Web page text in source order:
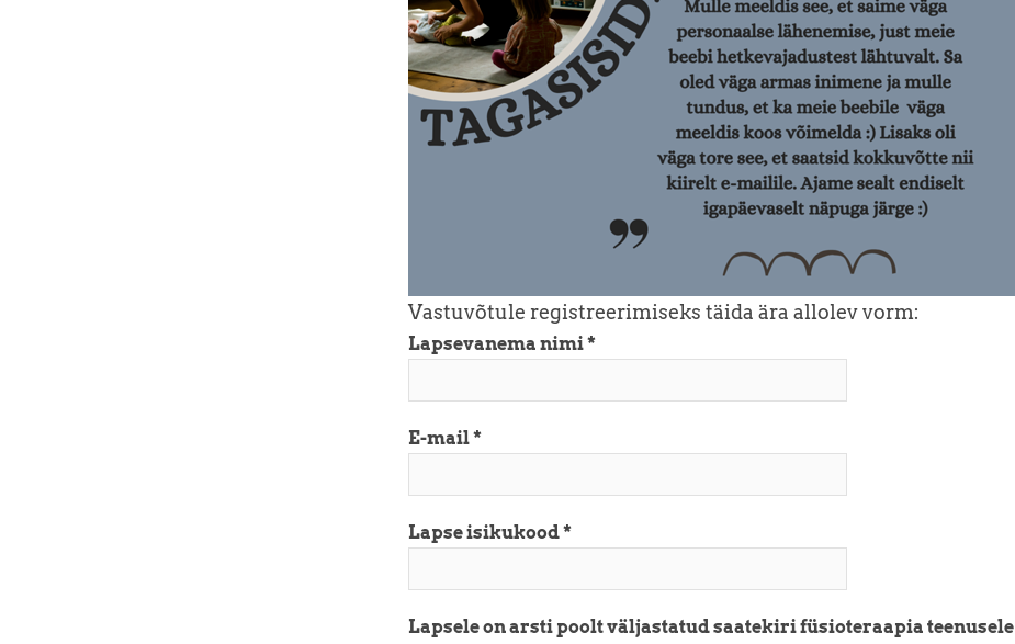
Vastuvõtule registreerimiseks täida ära allolev vorm:
Lapsevanema nimi
E-mail
Lapse isikukood
Lapsele on arsti poolt väljastatud saatekiri füsioteraapia teenusele